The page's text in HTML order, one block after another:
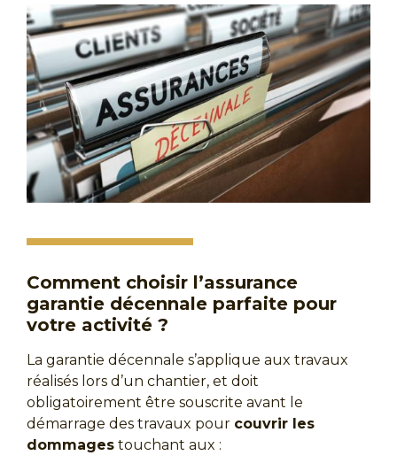
Comment choisir l’assurance
garantie décennale parfaite pour
votre activité ?
La garantie décennale s’applique aux travaux
réalisés lors d’un chantier, et doit
obligatoirement être souscrite avant le
démarrage des travaux pour couvrir les
dommagestouchant aux :